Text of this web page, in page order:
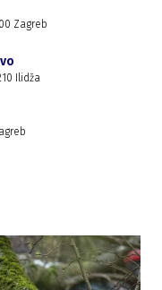
Zagreb
Ilidža